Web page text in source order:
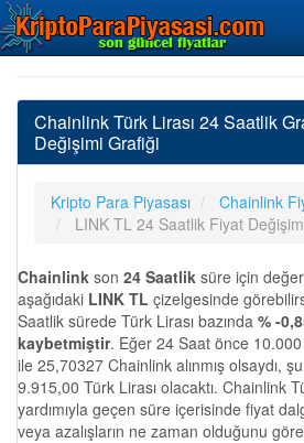
Chainlink Türk Lirası 24 Saatlik
Değişimi Grafiği
Kripto Para Piyasası
Chainlink
LINK TL 24 Saatlik Fiyat
Chainlink son 24 Saatlik süre için
aşağıdaki LINK TL çizelgesinde
Saatlik sürede Türk Lirası bazında % -
kaybetmiştir. Eğer 24 Saat önce
ile 25,70327 Chainlink alınmış olsaydı,
9.915,00 Türk Lirası olacaktı. Chainlink
yardımıyla geçen süre içerisinde fiyat
veya azalışların ne zaman olduğunu